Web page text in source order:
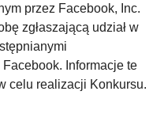
przez Facebook, Inc.
zgłaszającą udział w
Informacje te
celu realizacji Konkursu.